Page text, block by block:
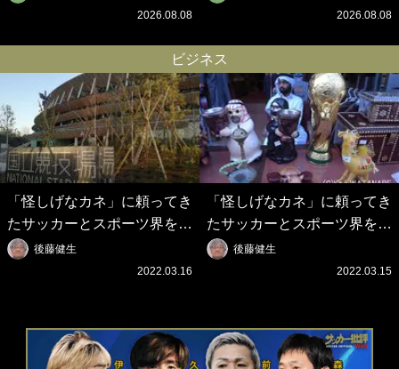
歓迎ムービーに大反響｢最後
2026.08.08
3rdユニフォーム発表！｢W杯
違いを感じさせる｣
2026.08.08
ビジネス
「怪しげなカネ」に頼ってき
たサッカーとスポーツ界を待
つ未来(4)スポーツを「持続
可能」にする「真の投資」の
後藤健生
2022.03.16
「怪しげなカネ」に頼ってき
たサッカーとスポーツ界を待
つ未来(3)「ロシアン・マネ
ー」に続く中東の「オイルマ
後藤健生
2022.03.15